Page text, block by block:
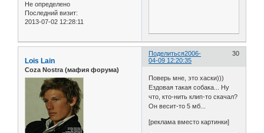
Не определено
Последний визит:
2013-07-02 12:28:11
Поделиться 30
2006-
04-09 12:20:35
Lois Lain
Coza Nostra (мафия форума)
Поверь мне, это хаски)))
Ездовая такая собака... Ну
что, кто-нить клип-то скачал?
Он весит-то 5 мб...
[реклама вместо картинки]